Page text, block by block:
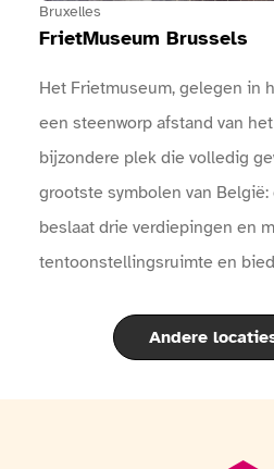
Bruxelles
FrietMuseum Brussels
Het Frietmuseum, gelegen in
een steenworp afstand van
bijzondere plek die volledig
grootste symbolen van
beslaat drie verdiepingen en
tentoonstellingsruimte en
fascinerende geschiedenis
beroemde Belgische friet.Aan
tentoonstellingen, historische
Andere